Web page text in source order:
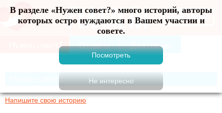
В разделе «Нужен совет?» много историй, авторы
которых остро нуждаются в Вашем участии и
совете.
Меню
Нужен совет?
Напишите свою историю